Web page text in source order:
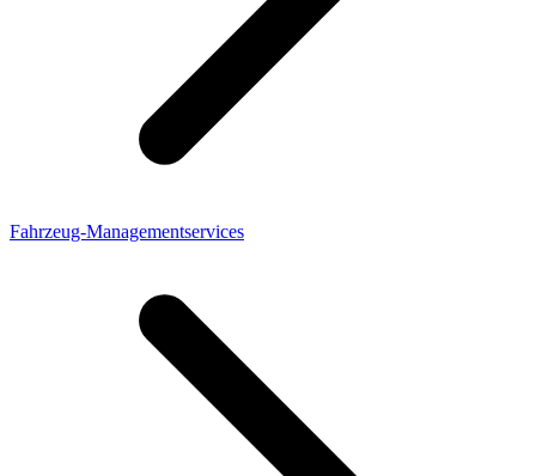
Fahrzeug-Managementservices